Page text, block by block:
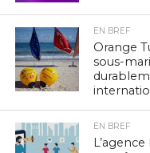
EN BREF
Orange
sous-
EN BREF